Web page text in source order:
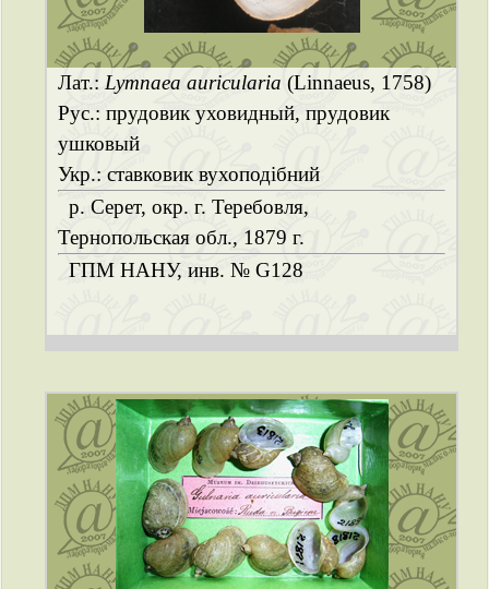
Лат.: Lymnaea auricularia (Linnaeus, 1758)
Рус.: прудовик уховидный, прудовик
ушковый
Укр.: ставковик вухоподібний
р. Серет, окр. г. Теребовля,
Тернопольская обл., 1879 г.
ГПМ НАНУ, инв. № G128